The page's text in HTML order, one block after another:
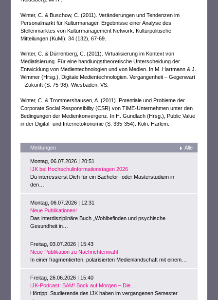
Winter, C. & Buschow, C. (2011). Veränderungen und Tendenzen im
Personalmarkt für Kulturmanager. Ergebnisse einer Analyse des
Stellenmarktes von Kulturmanagement Network. Kulturpolitische
Mitteilungen (KuMi), 34 (132), 67-69.
Winter, C. & Dürrenberg, C. (2011). Virtualisierung im Kontext von
Mediatisierung. Für eine handlungstheoretische Unterscheidung der
Entwicklung von Medientechnologien und von Medien. In M. Hartmann & J.
Wimmer (Hrsg.), Digitale Medientechnologien. Vergangenheit – Gegenwart
– Zukunft (S. 75-98). Wiesbaden: VS.
Winter, C. & Trommershausen, A. (2011). Potentiale und Probleme der
Corporate Social Responsibility (CSR) von TIME-Unternehmen unter den
Bedingungen der Medienkonvergenz. In H. Gundlach (Hrsg.), Public Value
in der Digital- und Internetökonomie (S. 335-354). Köln: Harlem.
Meldungen Alle
Montag, 06.07.2026 | 20:51
IJK bei Hochschulinformationstagen 2026
Du interessierst Dich für ein Bachelor- oder Masterstudium in
den…
Montag, 06.07.2026 | 12:31
Neue Publikationen!
Das interdisziplinäre Buch „Wohlbefinden und psychische
Gesundheit in…
Freitag, 03.07.2026 | 15:43
Neue Publikation zu Nachrichtenwahl
In einer fragmentierten, polarisierten Medienlandschaft mit einem…
Freitag, 26.06.2026 | 15:40
IJK-Podcast: BAM! Bock auf Morgen – Die…
Hörtipp: Studierende des IJK haben im vergangenen Semester